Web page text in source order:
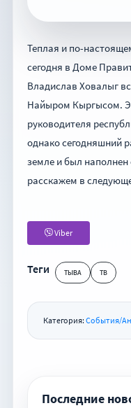
Теплая и по-
сегодня в Доме
Владислав Ховалыг
Найыром Кыргысом.
руководителя
однако сегодняшний
земле и был
расскажем в
Viber
Теги ТЫВА ТВ
Категория: События/
Последние